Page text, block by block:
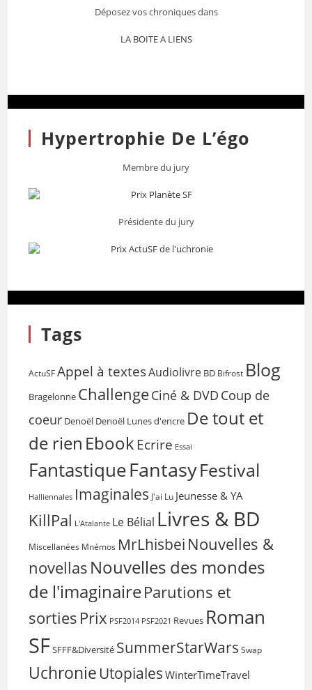
Déposez vos chroniques dans
LA BOITE A LIENS
Hypertrophie De L’égo
Membre du jury
Présidente du jury
Tags
ActuSF Appel à textesAudiolivre BD Bifrost Blog
Bragelonne ChallengeCiné & DVD Coup de
coeur Denoël Denoël Lunes d'encre De tout et
de rien EbookEcrire Essai
FantastiqueFantasyFestival
Halliennales Imaginales J'ai Lu Jeunesse & YA
KillPal L'Atalante Le Bélial Livres & BD
Miscellanées Mnémos MrLhisbei Nouvelles &
novellas Nouvelles des mondes
de l'imaginaireParutions et
sorties Prix PSF2014 PSF2021 Revues Roman
SFSFFF&Diversité SummerStarWars Swap
Uchronie Utopiales WinterTimeTravel